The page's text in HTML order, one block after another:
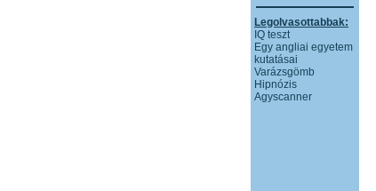
Legolvasottabbak:
IQ teszt
Egy angliai egyetem
kutatásai
Varázsgömb
Hipnózis
Agyscanner